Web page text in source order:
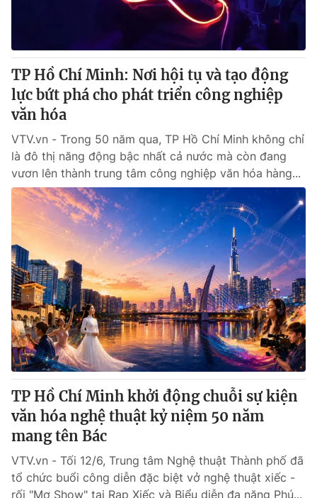
Thị trường
Tư vấn
Lịch phát sóng
Chuyên mục khác
Emagazine
Photo Infographic
Video Shorts video
VTV Money VTV Thể thao
VTV Sức khoẻ Bất động sản
Thị trường 24h Tấm lòng Việt
VTV4 Vươn mình bằng AI
VTV9 VTV8
Liên hệ tòa soạn
TP Hồ Chí Minh: Nơi hội tụ và tạo động
lực bứt phá cho phát triển công nghiệp
văn hóa
VTV.vn - Trong 50 năm qua, TP Hồ Chí Minh không chỉ
là đô thị năng động bậc nhất cả nước mà còn đang
vươn lên thành trung tâm công nghiệp văn hóa hàng...
TP Hồ Chí Minh khởi động chuỗi sự kiện
văn hóa nghệ thuật kỷ niệm 50 năm
mang tên Bác
VTV.vn - Tối 12/6, Trung tâm Nghệ thuật Thành phố đã
tổ chức buổi công diễn đặc biệt vở nghệ thuật xiếc -
rối "Mơ Show" tại Rạp Xiếc và Biểu diễn đa năng Phú...